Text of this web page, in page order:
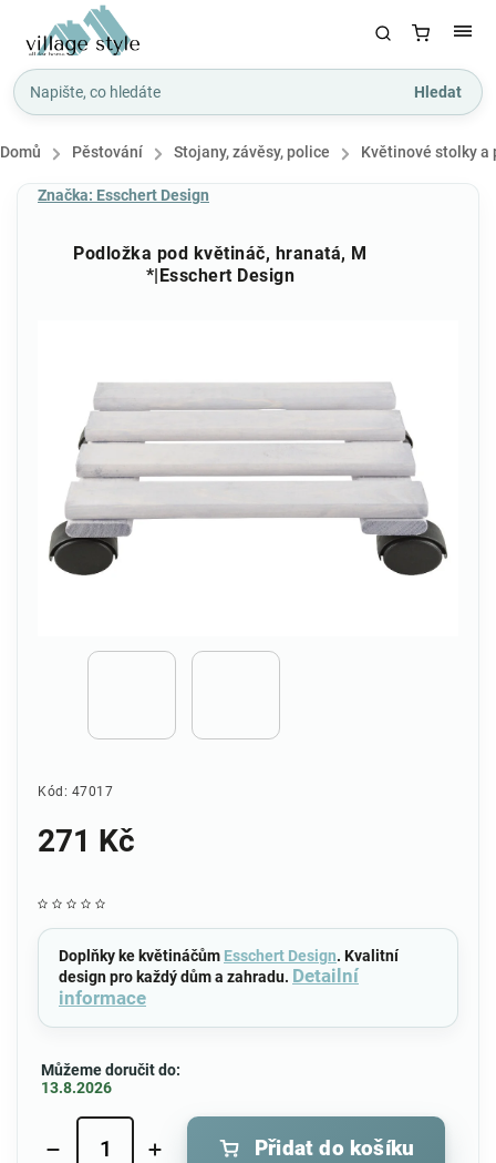
Hledat
Domů / Pěstování / Stojany, závěsy, police / Květinové stolky a
Podložka pod květináč, hranatá, M
*|Esschert Design
Kód: 47017
271 Kč
Doplňky ke květináčům Esschert Design. Kvalitní
design pro každý dům a zahradu. Detailní
informace
Značka: Esschert Design
Můžeme doručit do:
13.8.2026
Přidat do košíku